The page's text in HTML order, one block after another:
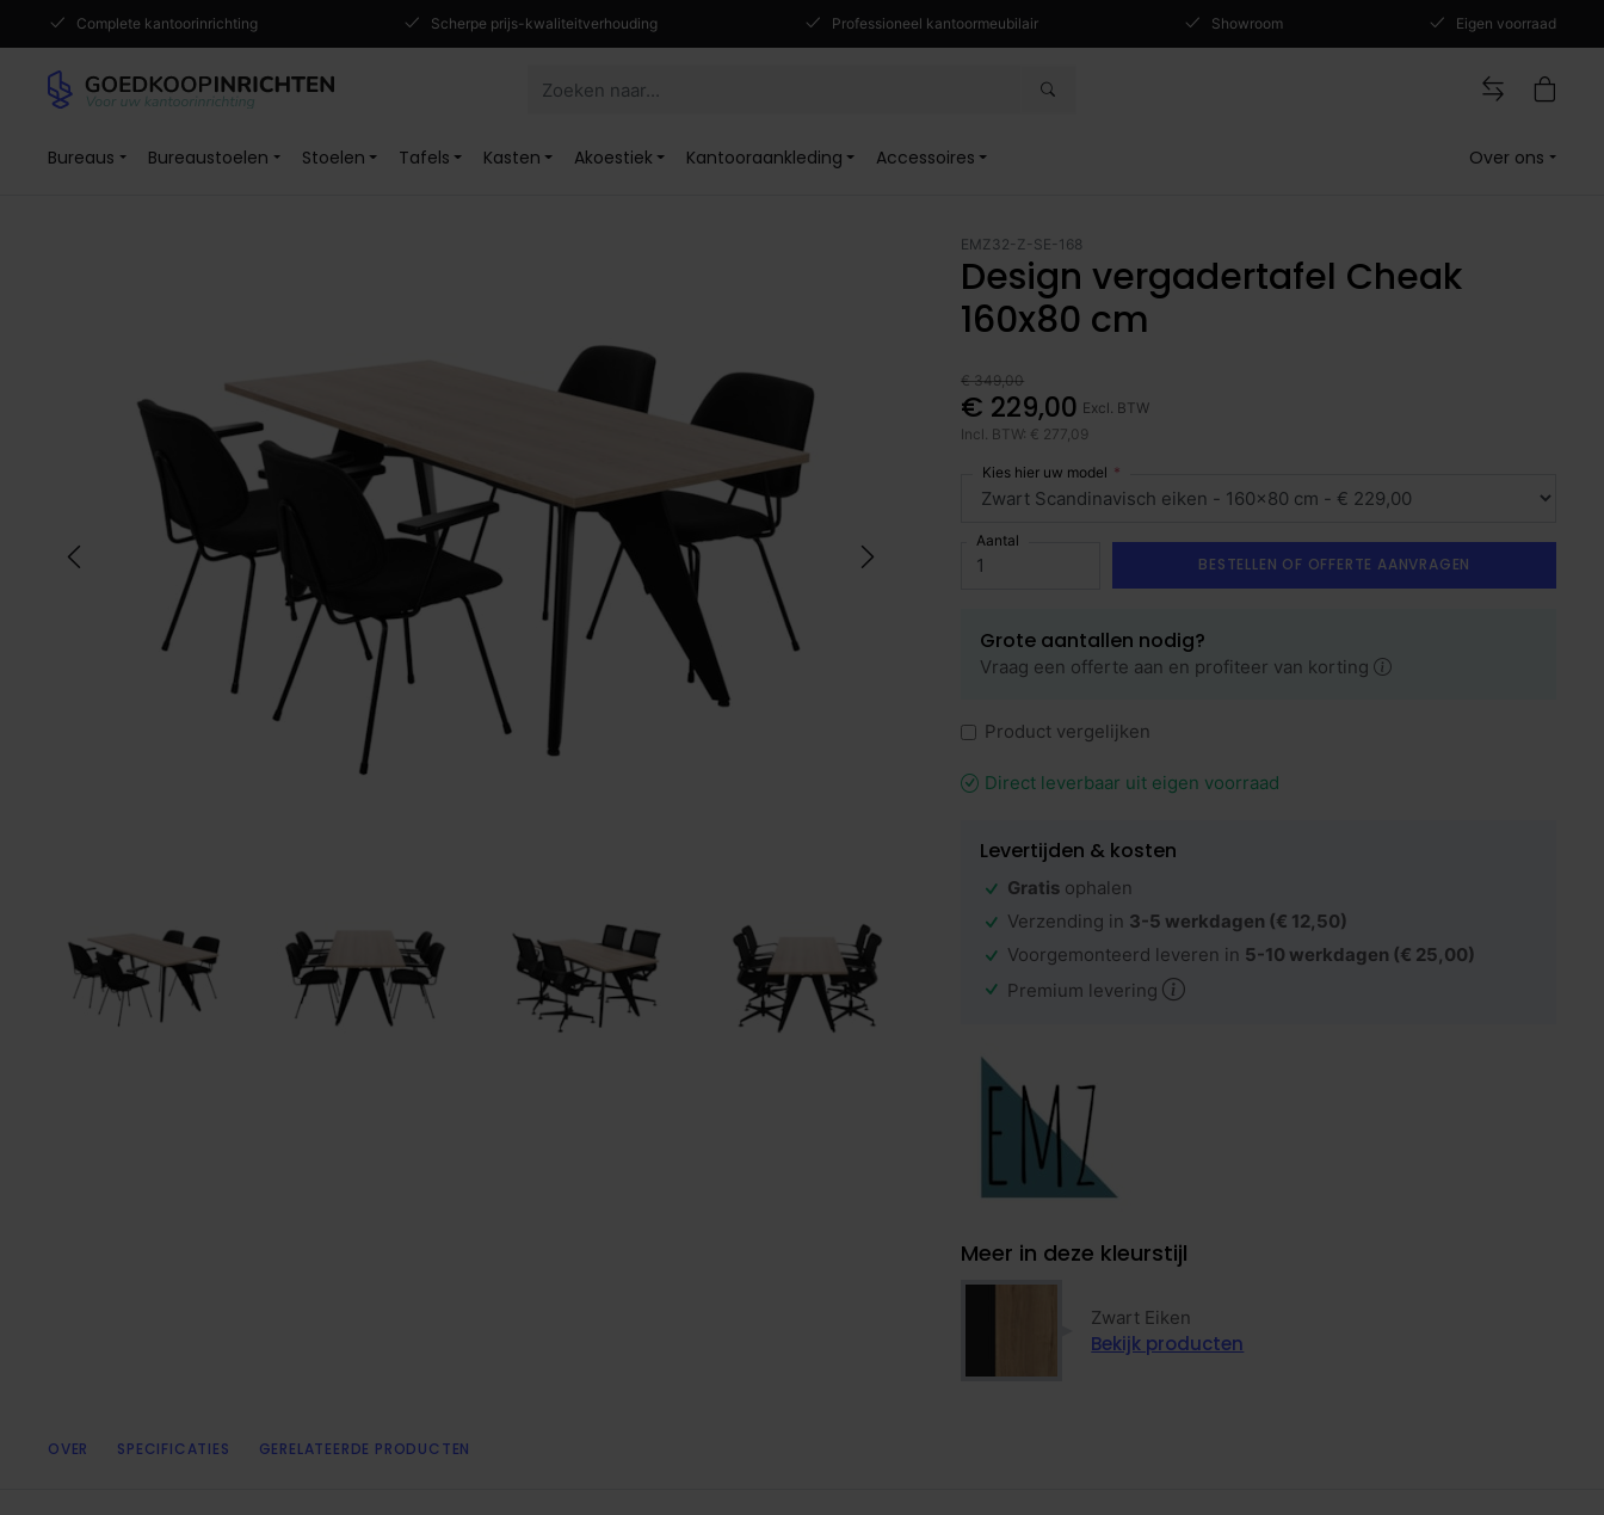
Complete kantoorinrichting Scherpe prijs-kwaliteitverhouding Professioneel kantoormeubilair Showroom Eigen voorraad
Bureaus Bureaustoelen Stoelen Tafels Kasten Akoestiek Kantooraankleding Accessoires Over ons
EMZ32-Z-SE-168
Design vergadertafel Cheak
160x80 cm
€ 349,00
€ 229,00 Excl. BTW
Incl. BTW: € 277,09
Kies hier uw model
Aantal
BESTELLEN OF OFFERTE AANVRAGEN
Grote aantallen nodig?
Vraag een offerte aan en profiteer van korting
Product vergelijken
Direct leverbaar uit eigen voorraad
Levertijden & kosten
Gratis ophalen
Verzending in 3-5 werkdagen (€ 12,50)
Voorgemonteerd leveren in 5-10 werkdagen (€ 25,00)
Premium levering
Meer in deze kleurstijl
Zwart Eiken
Bekijk producten
OVER SPECIFICATIES GERELATEERDE PRODUCTEN